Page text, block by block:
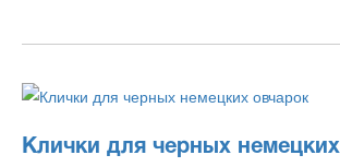
Клички для черных